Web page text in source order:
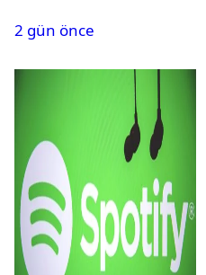
2 gün önce